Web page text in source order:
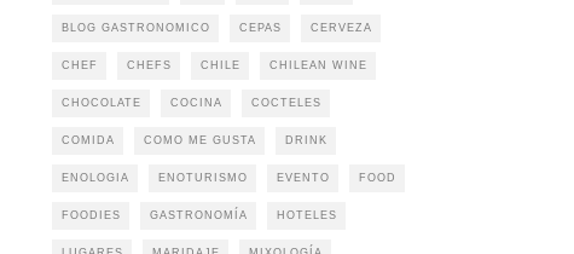
BLOG GASTRONOMICO CEPAS CERVEZA
CHEF CHEFS CHILE CHILEAN WINE
CHOCOLATE COCINA COCTELES
COMIDA COMO ME GUSTA DRINK
ENOLOGIA ENOTURISMO EVENTO FOOD
FOODIES GASTRONOMÍA HOTELES